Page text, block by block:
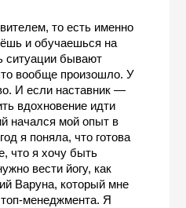
то есть именно
и обучаешься на
ситуации бывают
вообще произошло. У
И если наставник —
вдохновение идти
начался мой опыт в
я поняла, что готова
что я хочу быть
вести йогу, как
Варуна, который мне
топ-менеджмента. Я